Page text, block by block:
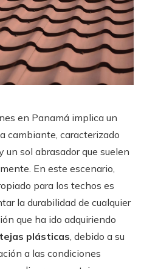
en Panamá implica un
cambiante, caracterizado
un sol abrasador que suelen
En este escenario,
para los techos es
la durabilidad de cualquier
que ha ido adquiriendo
tejas plásticas , debido a su
a las condiciones